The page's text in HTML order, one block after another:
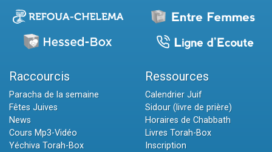
Raccourcis
Paracha de la semaine
Fêtes Juives
News
Cours Mp3-Vidéo
Yéchiva Torah-Box
Ressources
Calendrier Juif
Sidour (livre de prière)
Horaires de Chabbath
Livres Torah-Box
Inscription